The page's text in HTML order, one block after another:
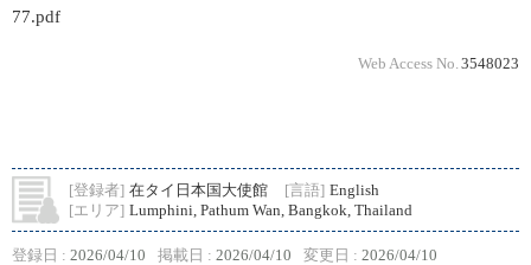
77.pdf
Web Access No. 3548023
[登録者] 在タイ日本国大使館 [言語] English
[エリア] Lumphini, Pathum Wan, Bangkok, Thailand
登録日 : 2026/04/10 掲載日 : 2026/04/10 変更日 : 2026/04/10